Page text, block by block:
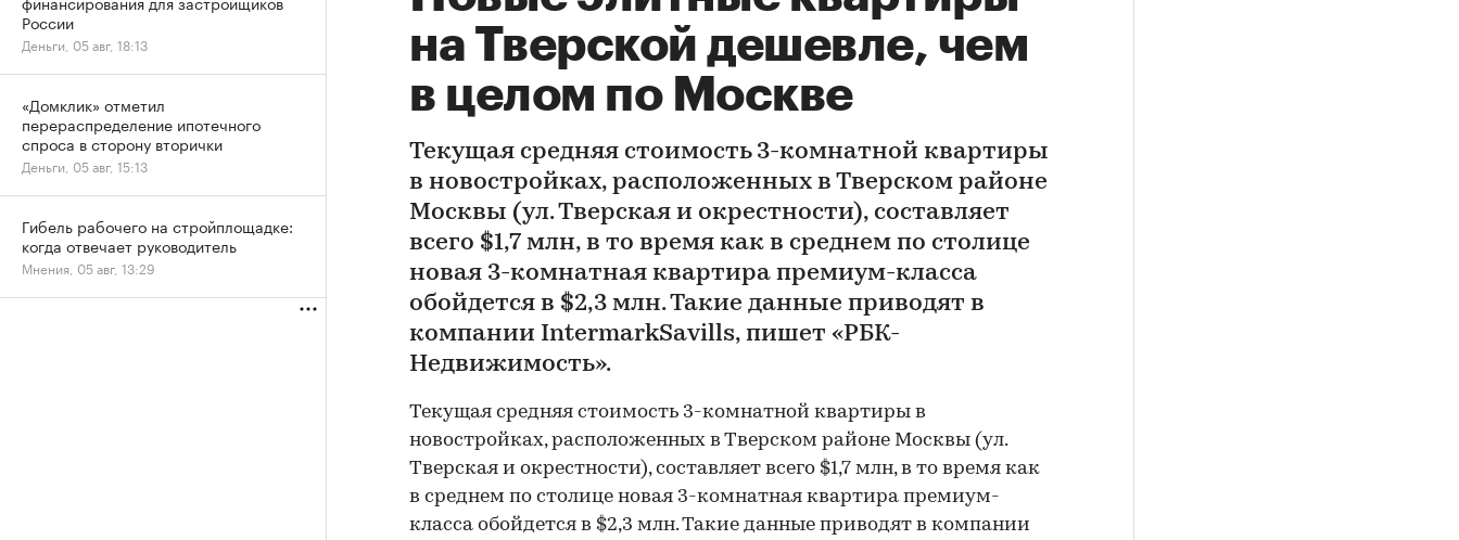
на Тверской дешевле, чем
в целом по Москве
Текущая средняя стоимость 3-комнатной квартиры
в новостройках, расположенных в Тверском районе
Москвы (ул. Тверская и окрестности), составляет
всего $1,7 млн, в то время как в среднем по столице
новая 3-комнатная квартира премиум-класса
обойдется в $2,3 млн. Такие данные приводят в
компании IntermarkSavills, пишет «РБК-
Недвижимость».
Текущая средняя стоимость 3-комнатной квартиры в
новостройках, расположенных в Тверском районе Москвы (ул.
Тверская и окрестности), составляет всего $1,7 млн, в то время как
в среднем по столице новая 3-комнатная квартира премиум-
класса обойдется в $2,3 млн. Такие данные приводят в компании
России
Деньги, 05 авг, 18:13
«Домклик» отметил
перераспределение ипотечного
спроса в сторону вторички
Деньги, 05 авг, 15:13
Гибель рабочего на стройплощадке:
когда отвечает руководитель
Мнения, 05 авг, 13:29